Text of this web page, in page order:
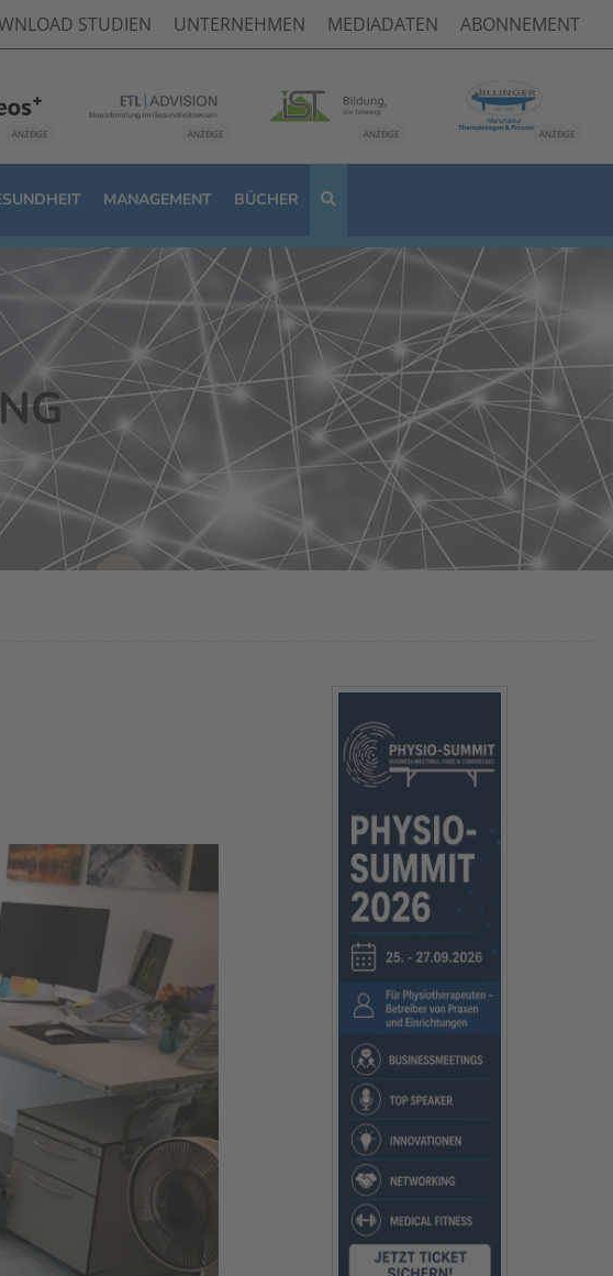
STUDIEN UNTERNEHMEN MEDIADATEN ABONNEMENT
MANAGEMENT BÜCHER